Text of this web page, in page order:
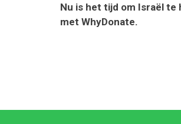
Nu is het tijd om Israël te
met WhyDonate.